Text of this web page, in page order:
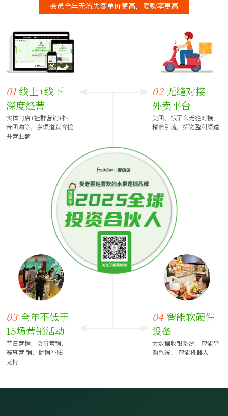
会员全年无流失客单价更高，复购率更高
01 线上+线下
深度经营
实体门店+社群营销+抖
音团购等，多渠道获客提
升营业额
02 无缝对接
外卖平台
美团、饿了么无缝对接，
精准引流，拓宽盈利渠道
03 全年不低于
15场营销活动
节日营销、会员营销、
赛事营 销、促销补贴
支持
04 智能软硬件
设备
大数据收银系统、智能导
购系统、 智能机器人